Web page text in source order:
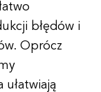
błędów i
Oprócz
ułatwiają